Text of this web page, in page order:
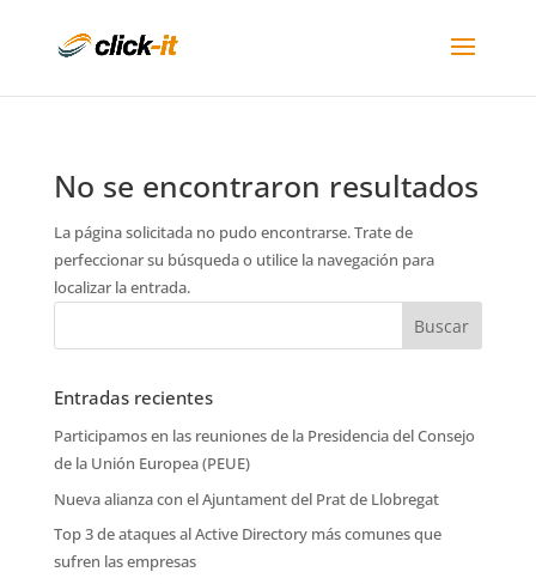
No se encontraron resultados
La página solicitada no pudo encontrarse. Trate de
perfeccionar su búsqueda o utilice la navegación para
localizar la entrada.
Entradas recientes
Participamos en las reuniones de la Presidencia del Consejo
de la Unión Europea (PEUE)
Nueva alianza con el Ajuntament del Prat de Llobregat
Top 3 de ataques al Active Directory más comunes que
sufren las empresas